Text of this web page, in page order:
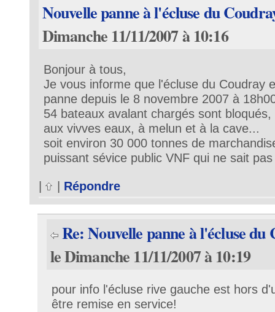
Nouvelle panne à l'écluse du
Dimanche 11/11/2007 à 10:16
Bonjour à tous,
Je vous informe que l'écluse du Coudray
panne depuis le 8 novembre 2007 à
54 bateaux avalant chargés sont
aux vivves eaux, à melun et à la cave...
soit environ 30 000 tonnes de
puissant sévice public VNF qui ne sait
| | Répondre
Re: Nouvelle panne à l'écluse du
le Dimanche 11/11/2007 à 10:19
pour info l'écluse rive gauche est hors
être remise en service!